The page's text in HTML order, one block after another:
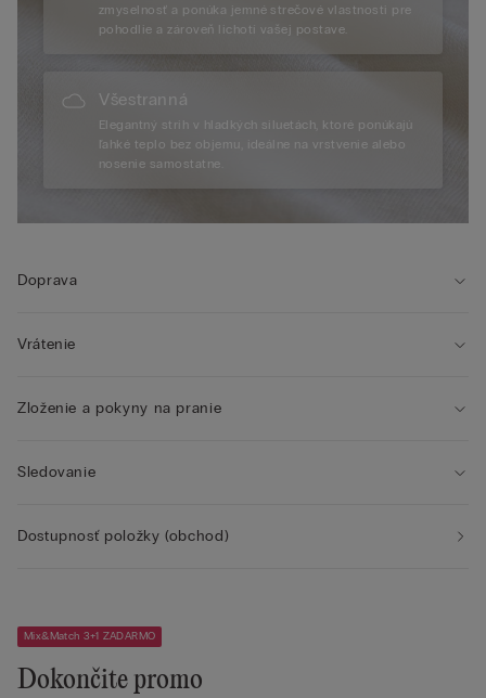
zmyselnosť a ponúka jemné strečové vlastnosti pre
pohodlie a zároveň lichotí vašej postave.
Všestranná
Elegantný strih v hladkých siluetách, ktoré ponúkajú
ľahké teplo bez objemu, ideálne na vrstvenie alebo
nosenie samostatne.
Doprava
Vrátenie
Zloženie a pokyny na pranie
Sledovanie
Dostupnosť položky (obchod)
Mix&Match 3+1 ZADARMO
Dokončite promo